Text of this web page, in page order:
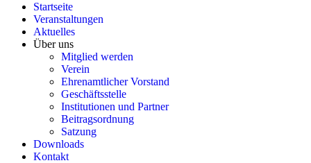
Startseite
Veranstaltungen
Aktuelles
Über uns
Mitglied werden
Verein
Ehrenamtlicher Vorstand
Geschäftsstelle
Institutionen und Partner
Beitragsordnung
Satzung
Downloads
Kontakt